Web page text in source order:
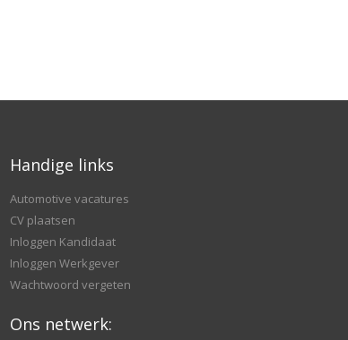
Handige links
Automotive vacatures
CV plaatsen
Inloggen Kandidaat
Inloggen Werkgever
Wachtwoord vergeten
Ons netwerk: